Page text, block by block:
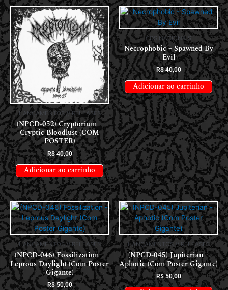
LANÇAMENTOS // RELEASES
(NPCD-052) Cryptorium –
Cryptic Bloodlust (COM
POSTER)
R$40,00
Adicionar ao carrinho
CDS NACIONAIS
Necrophobic – Spawned By
Evil
R$40,00
Adicionar ao carrinho
LANÇAMENTOS // RELEASES
(NPCD-046) Fossilization –
Leprous Daylight (Com Poster
Gigante)
R$50,00
LANÇAMENTOS // RELEASES
(NPCD-045) Jupiterian –
Aphotic (Com Poster Gigante)
R$50,00